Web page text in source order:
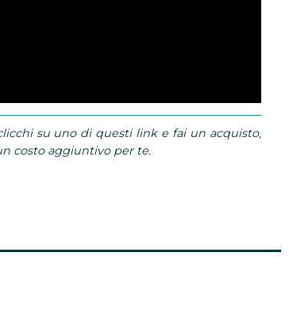
su uno di questi link e fai un acquisto,
costo aggiuntivo per te.